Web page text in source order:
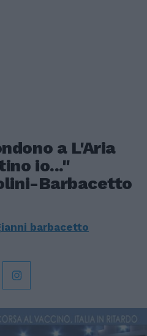
a L'Aria
io..."
Barbacetto
barbacetto